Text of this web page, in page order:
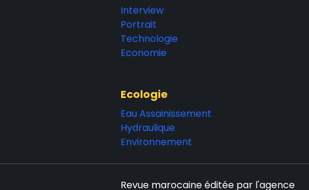
Interview
Portrait
Technologie
Economie
Ecologie
Eau Assainissement
Hydraulique
Environnement
Revue marocaine éditée par l'agence